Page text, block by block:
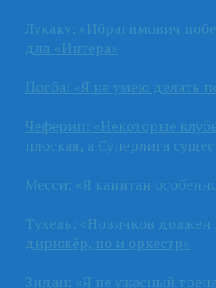
Лукаку: «Ибрагимович
для «Интера»
Погба: «Я не умею делать
Чеферин: «Некоторые
плоская, а Суперлига
Месси: «Я капитан
Тухель: «Новичков должен
дирижёр, но и оркестр»
Зидан: «Я не ужасный